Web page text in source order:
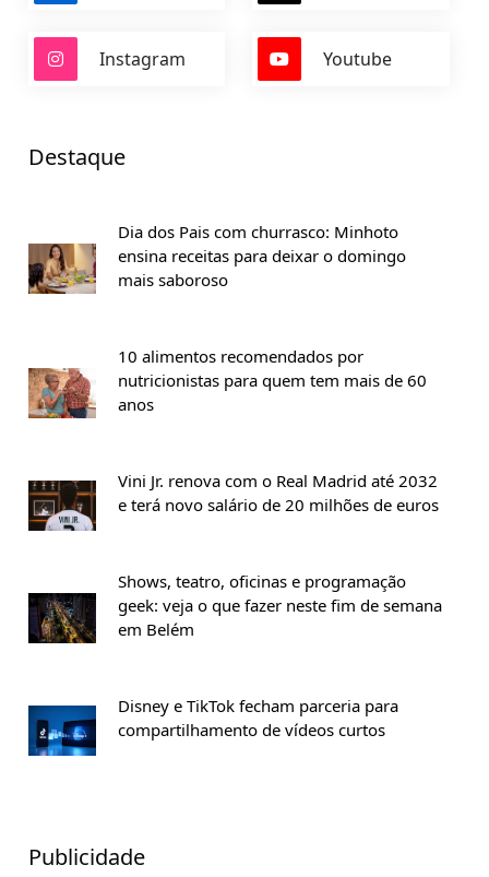
Instagram Youtube
Destaque
Dia dos Pais com churrasco: Minhoto
ensina receitas para deixar o domingo
mais saboroso
10 alimentos recomendados por
nutricionistas para quem tem mais de 60
anos
Vini Jr. renova com o Real Madrid até 2032
e terá novo salário de 20 milhões de euros
Shows, teatro, oficinas e programação
geek: veja o que fazer neste fim de semana
em Belém
Disney e TikTok fecham parceria para
compartilhamento de vídeos curtos
Publicidade